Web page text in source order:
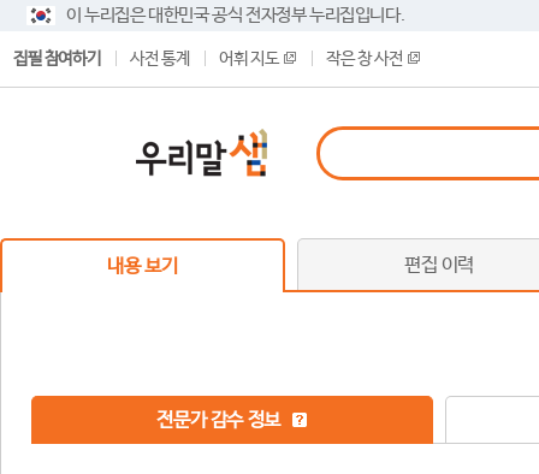
이 누리집은 대한민국 공식 전자정부 누리집입니다.
집필 참여하기 사전 통계 어휘 지도 작은 창 사전
내용 보기 편집 이력
전문가 감수 정보